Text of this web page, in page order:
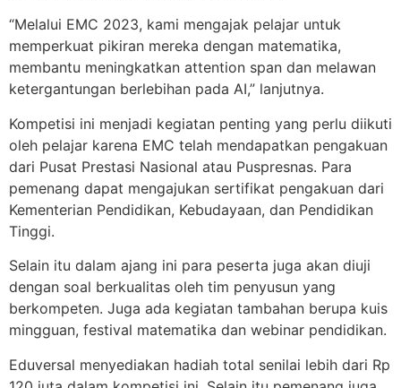
“Melalui EMC 2023, kami mengajak pelajar untuk
memperkuat pikiran mereka dengan matematika,
membantu meningkatkan attention span dan melawan
ketergantungan berlebihan pada AI,” lanjutnya.
Kompetisi ini menjadi kegiatan penting yang perlu diikuti
oleh pelajar karena EMC telah mendapatkan pengakuan
dari Pusat Prestasi Nasional atau Puspresnas. Para
pemenang dapat mengajukan sertifikat pengakuan dari
Kementerian Pendidikan, Kebudayaan, dan Pendidikan
Tinggi.
Selain itu dalam ajang ini para peserta juga akan diuji
dengan soal berkualitas oleh tim penyusun yang
berkompeten. Juga ada kegiatan tambahan berupa kuis
mingguan, festival matematika dan webinar pendidikan.
Eduversal menyediakan hadiah total senilai lebih dari Rp